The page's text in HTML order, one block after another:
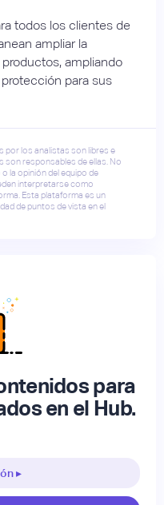
todos los clientes de
ampliar la
ampliando
para sus
por los analistas son libres e
son responsables de ellas. No
la opinión del equipo de
interpretarse como
Esta plataforma es un
de puntos de vista en el
para
en el Hub.
▸